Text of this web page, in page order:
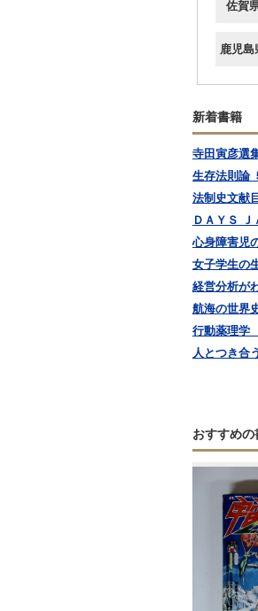
佐賀
鹿児島
新着書籍
寺田寅彦選
生存法則論
法制史文献
ＤＡＹＳ Ｊ
心身障害児
女子学生の
経営分析が
航海の世界
行動薬理学
人とつき合
おすすめの